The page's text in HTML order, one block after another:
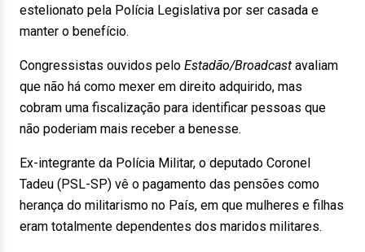
estelionato pela Polícia Legislativa por ser casada e
manter o benefício.
Congressistas ouvidos pelo Estadão/Broadcast avaliam
que não há como mexer em direito adquirido, mas
cobram uma fiscalização para identificar pessoas que
não poderiam mais receber a benesse.
Ex-integrante da Polícia Militar, o deputado Coronel
Tadeu (PSL-SP) vê o pagamento das pensões como
herança do militarismo no País, em que mulheres e filhas
eram totalmente dependentes dos maridos militares.